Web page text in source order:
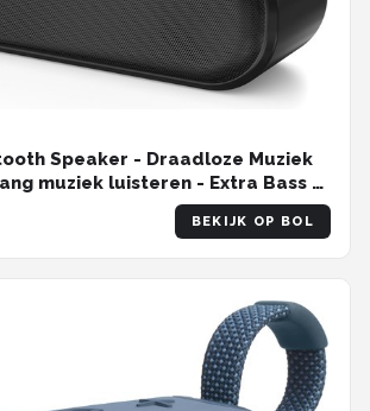
Speaker - Draadloze Muziek
muziek luisteren - Extra Bass -
BEKIJK OP BOL